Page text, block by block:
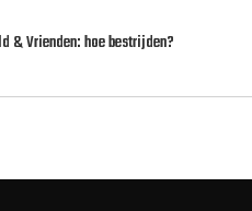
& Vrienden: hoe bestrijden?